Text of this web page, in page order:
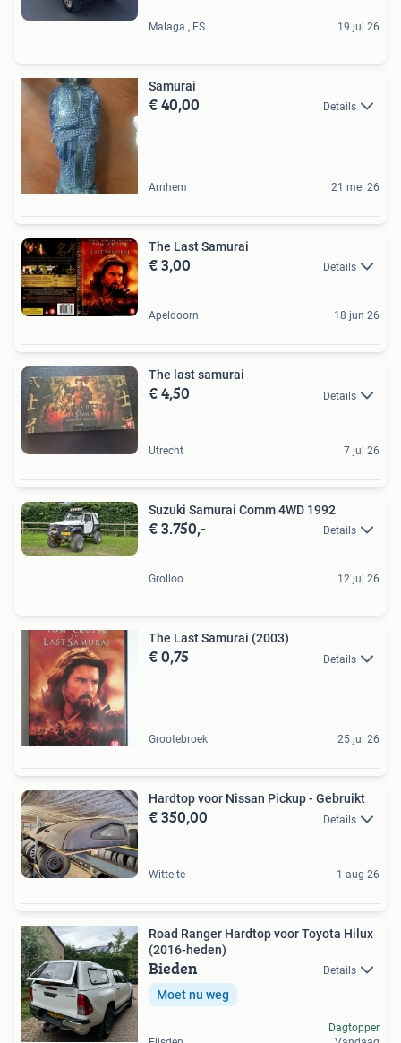
Malaga , ES 19 jul 26
Samurai
€ 40,00 Details
Arnhem 21 mei 26
The Last Samurai
€ 3,00 Details
Apeldoorn 18 jun 26
The last samurai
€ 4,50 Details
Utrecht 7 jul 26
Suzuki Samurai Comm 4WD 1992
€ 3.750,- Details
Grolloo 12 jul 26
The Last Samurai (2003)
€ 0,75 Details
Grootebroek 25 jul 26
Hardtop voor Nissan Pickup - Gebruikt
€ 350,00 Details
Wittelte 1 aug 26
Road Ranger Hardtop voor Toyota Hilux
(2016-heden)
Bieden Details
Moet nu weg
Dagtopper